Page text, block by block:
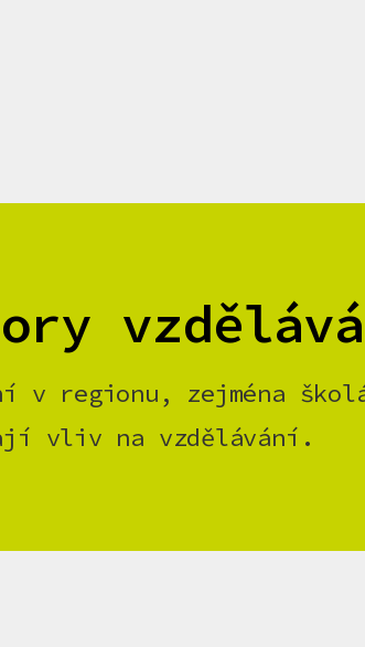
v regionu, zejména
vliv na vzdělávání.